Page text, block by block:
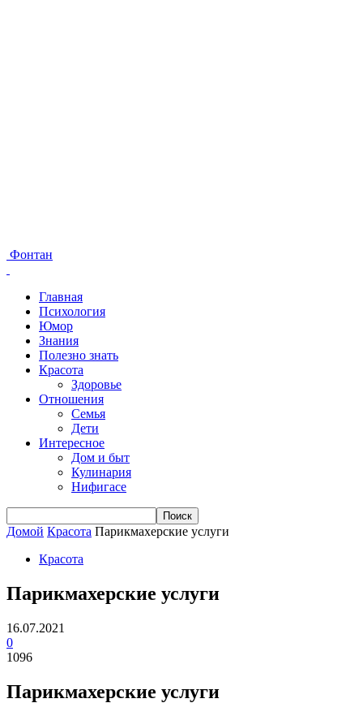
Фонтан
Главная
Психология
Юмор
Знания
Полезно знать
Красота
Здоровье
Отношения
Семья
Дети
Интересное
Дом и быт
Кулинария
Нифигасе
Домой Красота Парикмахерские услуги
Красота
Парикмахерские услуги
16.07.2021
0
1096
Парикмахерские услуги